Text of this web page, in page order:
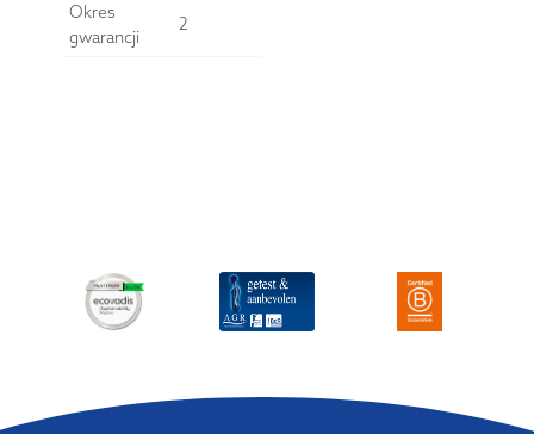
Okres
gwarancji
2